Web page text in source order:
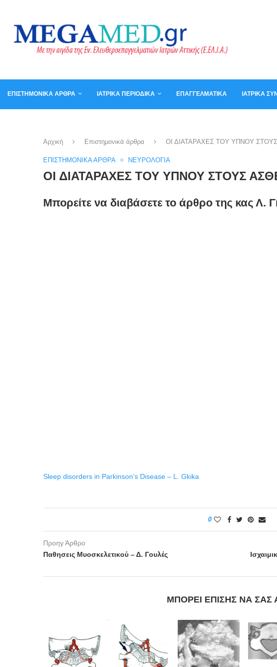
ΕΠΙΣΤΗΜΟΝΙΚΆ ΆΡΘΡΑ ΙΑΤΡΙΚΆ ΠΕΡΙΟΔΙΚΆ ΕΠΑΓΓΕΛΜΑΤΙΚΆ ΙΑΤΡΙΚΆ
Αρχική Επιστημονικά άρθρα ΟΙ ΔΙΑΤΑΡΑΧΕΣ ΤΟΥ ΥΠΝΟΥ
ΕΠΙΣΤΗΜΟΝΙΚΆ ΆΡΘΡΑ ΝΕΥΡΟΛΟΓΊΑ
ΟΙ ΔΙΑΤΑΡΑΧΕΣ ΤΟΥ ΥΠΝΟΥ ΣΤΟΥΣ
Μπορείτε να διαβάσετε το άρθρο της κας Λ.
Sleep disorders in Parkinson’s Disease – L. Gkika
0
Προηγ Άρθρο
Παθησεις Μυοσκελετικού – Δ. Γουλές
ΜΠΟΡΕΊ ΕΠΊΣΗΣ ΝΑ ΣΑΣ